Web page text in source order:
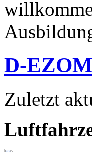
D-EZOM
Zuletzt